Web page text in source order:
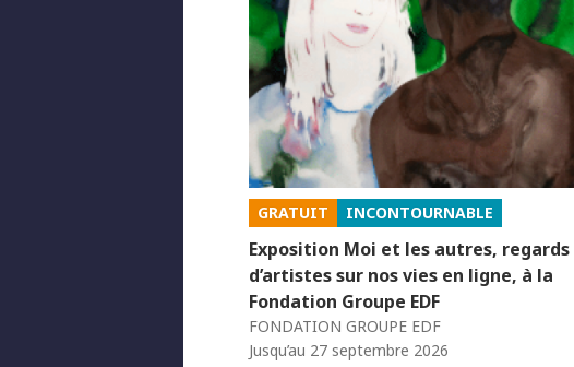
GRATUIT INCONTOURNABLE
Exposition Moi et les autres, regards
d’artistes sur nos vies en ligne, à la
Fondation Groupe EDF
FONDATION GROUPE EDF
Jusqu’au 27 septembre 2026